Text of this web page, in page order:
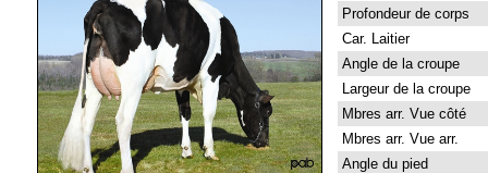
Profondeur de corps
Car. Laitier
Angle de la croupe
Largeur de la croupe
Mbres arr. Vue côté
Mbres arr. Vue arr.
Angle du pied